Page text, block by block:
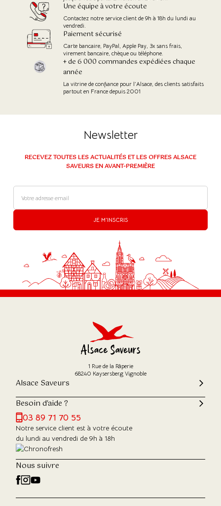
Une équipe à votre écoute
Contactez notre service client de 9h à 18h du lundi au
vendredi.
Paiement sécurisé
Carte bancaire, PayPal, Apple Pay, 3x sans frais,
virement bancaire, chèque ou téléphone.
+ de 6 000 commandes expédiées chaque
année
La vitrine de confiance pour l’Alsace, des clients satisfaits
partout en France depuis 2001
Newsletter
RECEVEZ TOUTES LES ACTUALITÉS ET LES OFFRES ALSACE
SAVEURS EN AVANT-PREMIÈRE
JE M'INSCRIS
1 Rue de la Râperie
68240 Kaysersberg Vignoble
Alsace Saveurs
Besoin d'aide ?
03 89 71 70 55
Notre service client est à votre écoute
du lundi au vendredi de 9h à 18h
Nous suivre